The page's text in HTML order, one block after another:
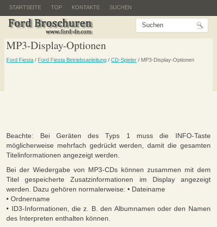
STARTSEITE TOP KONTAKTE SUCHEN
MP3-Display-Optionen
Ford Fiesta / Ford Fiesta Betriebsanleitung /CD-Spieler / MP3-Display-Optionen
Beachte: Bei Geräten des Typs 1 muss die INFO-Taste
möglicherweise mehrfach gedrückt werden, damit die gesamten
Titelinformationen angezeigt werden.
Bei der Wiedergabe von MP3-CDs können zusammen mit dem
Titel gespeicherte Zusatzinformationen im Display angezeigt
werden. Dazu gehören normalerweise: • Dateiname
• Ordnername
• ID3-Informationen, die z. B. den Albumnamen oder den Namen
des Interpreten enthalten können.